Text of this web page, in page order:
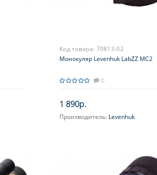
Код товара: 70813-02
Монокуляр Levenhuk LabZZ MC2
0
1 890р.
Производитель: Levenhuk